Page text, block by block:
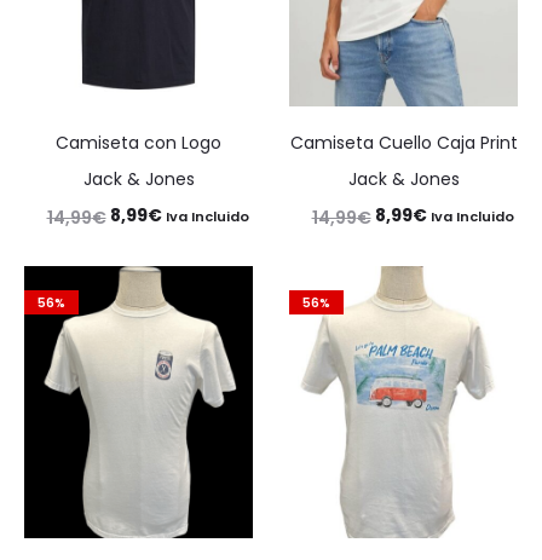
Camiseta con Logo
Jack & Jones
14,99€ El
original
era:
14,99€.
8,99€El
actual
es:
8,99€.
Iva Incluido
Camiseta Cuello Caja Print
Jack & Jones
14,99€ El
original
14,99€.
8,99€El
actual
8,99€.
Iva Incluido
56% 56%